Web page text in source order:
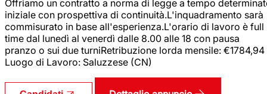
Offriamo un contratto a norma di legge a tempo
iniziale con prospettiva di continuità.L'inquadramento sarà
commisurato in base all'esperienza.L'orario di lavoro è full
time dal lunedì al venerdì dalle 8.00 alle 18 con pausa
pranzo o sui due turniRetribuzione lorda mensile: €1784,94
Luogo di Lavoro: Saluzzese (CN)